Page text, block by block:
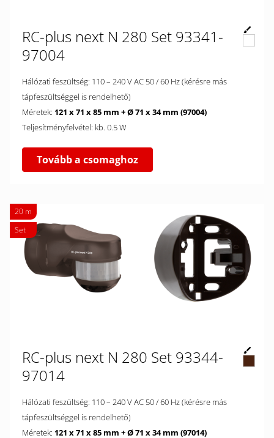
RC-plus next N 280 Set 93341-
97004
Hálózati feszültség: 110 – 240 V AC 50 / 60 Hz (kérésre más
tápfeszültséggel is rendelhető)
Méretek: 121 x 71 x 85 mm + Ø 71 x 34 mm (97004)
Teljesítményfelvétel: kb. 0.5 W
Tovább a csomaghoz
20 m
Set
RC-plus next N 280 Set 93344-
97014
Hálózati feszültség: 110 – 240 V AC 50 / 60 Hz (kérésre más
tápfeszültséggel is rendelhető)
Méretek: 121 x 71 x 85 mm + Ø 71 x 34 mm (97014)